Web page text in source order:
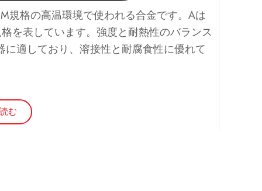
規格の高温環境で使われる合金です。Aは
を表しています。強度と耐熱性のバランス
適しており、溶接性と耐腐食性に優れて
む